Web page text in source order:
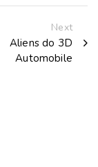
Next
Aliens do 3D
Automobile